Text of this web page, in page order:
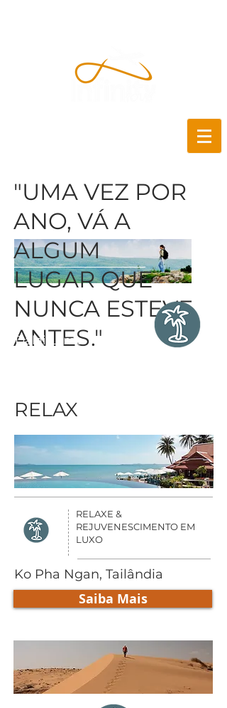
"UMA VEZ POR
ANO, VÁ A
ALGUM
LUGAR QUE
NUNCA ESTEVE
ANTES."
Dalai Lama
RELAX
RELAXE &
REJUVENESCIMENTO EM
LUXO
Ko Pha Ngan, Tailândia
Saiba Mais